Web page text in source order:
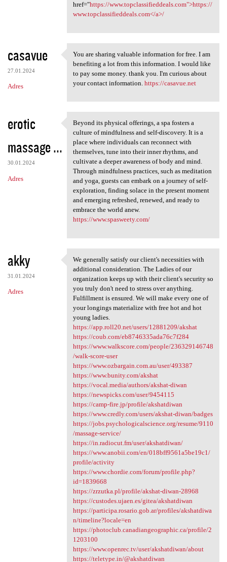
href="https://www.topclassifieddeals.com">https://
www.topclassifieddeals.com</a>/
casavue
27.01.2024
Adres
You are sharing valuable
You are sharing valuable information for free. I am
benefiting a lot from this information. I would like
to pay some money. thank you. I'm curious about
your contact information. https://casavue.net
erotic
massage ...
30.01.2024
Adres
Beyond its physical offerings
Beyond its physical offerings, a spa fosters a
culture of mindfulness and self-discovery. It is a
place where individuals can reconnect with
themselves, tune into their inner rhythms, and
cultivate a deeper awareness of body and mind.
Through mindfulness practices, such as meditation
and yoga, guests can embark on a journey of self-
exploration, finding solace in the present moment
and emerging refreshed, renewed, and ready to
embrace the world anew.
https://www.spasweety.com/
akky
31.01.2024
Adres
We generally satisfy our
We generally satisfy our client's necessities with
additional consideration. The Ladies of our
organization keeps up with their client's security so
you truly don't need to stress over anything.
Fulfillment is ensured. We will make every one of
your longings materialize with free hot and hot
young ladies.
https://app.roll20.net/users/12881209/akshat
https://coub.com/eb8746335ada76c7f284
https://www.walkscore.com/people/236329146748
/walk-score-user
https://www.ozbargain.com.au/user/493387
https://www.bunity.com/akshat
https://vocal.media/authors/akshat-diwan
https://newspicks.com/user/9454115
https://camp-fire.jp/profile/akshatdiwan
https://www.credly.com/users/akshat-diwan/badges
https://jobs.psychologicalscience.org/resume/9110
/massage-service/
https://in.radiocut.fm/user/akshatdiwan/
https://www.anobii.com/en/018bff9561a5be19c1/
profile/activity
https://www.chordie.com/forum/profile.php?
id=1839668
https://zrzutka.pl/profile/akshat-diwan-28968
https://custodes.ujaen.es/gitea/akshatdiwan
https://participa.rosario.gob.ar/profiles/akshatdiwa
n/timeline?locale=en
https://photoclub.canadiangeographic.ca/profile/2
1203100
https://www.openrec.tv/user/akshatdiwan/about
https://teletype.in/@akshatdiwan